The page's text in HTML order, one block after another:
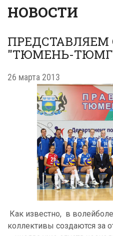
НОВОСТИ
"ТЮМЕНЬ-
26 марта 2013
Как известно, в
коллективы создаются за